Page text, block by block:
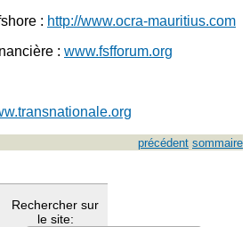
: http://www.ocra-mauritius.com
: www.fsfforum.org
précédent sommaire
Rechercher sur
le site: